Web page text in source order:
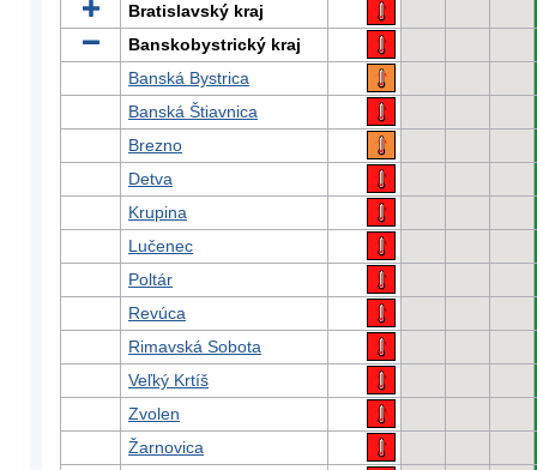
Bratislavský kraj
Banskobystrický kraj
Banská Bystrica
Banská Štiavnica
Brezno
Detva
Krupina
Lučenec
Poltár
Revúca
Rimavská Sobota
Veľký Krtíš
Zvolen
Žarnovica